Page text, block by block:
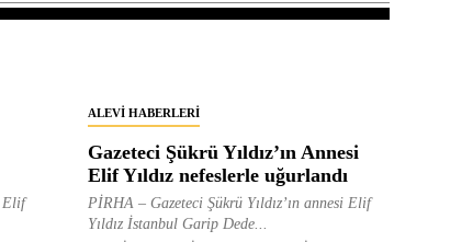
Elif
ALEVI HABERLERI
Gazeteci Şükrü Yıldız’ın Annesi
Elif Yıldız nefeslerle uğurlandı
PİRHA – Gazeteci Şükrü Yıldız’ın annesi Elif
Yıldız İstanbul Garip Dede...